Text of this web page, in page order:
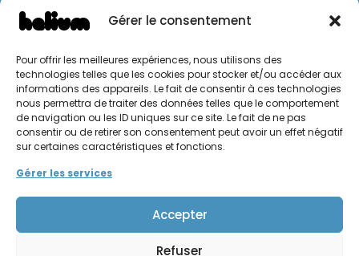
Gérer le consentement
Pour offrir les meilleures expériences, nous utilisons des
technologies telles que les cookies pour stocker et/ou accéder aux
informations des appareils. Le fait de consentir à ces technologies
nous permettra de traiter des données telles que le comportement
de navigation ou les ID uniques sur ce site. Le fait de ne pas
consentir ou de retirer son consentement peut avoir un effet négatif
sur certaines caractéristiques et fonctions.
Gérer les services
Accepter
Refuser
Mobilier
Brico
Jardin
CONTACT